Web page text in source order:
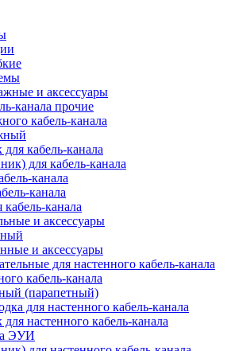
и аксессуары
канала прочие
кабель-канала
кабель-канала
для кабель-канала
канала
канала
канала
и аксессуары
и аксессуары
для настенного кабель-канала
кабель-канала
(парапетный)
для настенного кабель-канала
настенного кабель-канала
ЭУИ